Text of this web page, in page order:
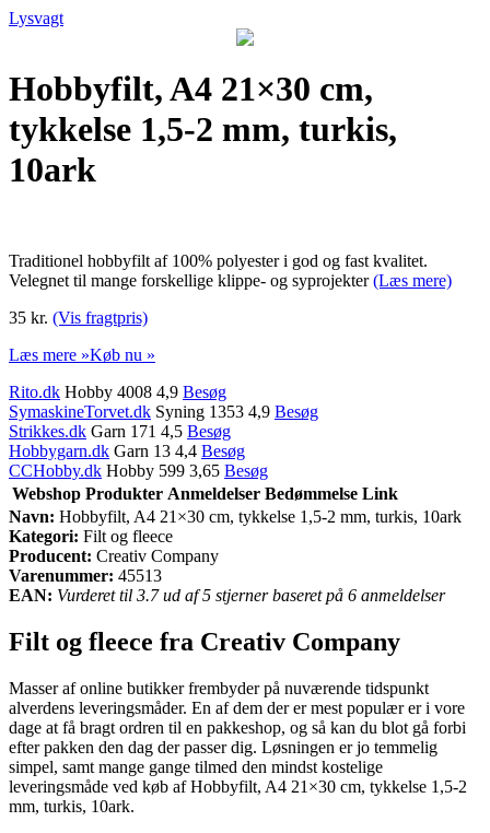
Lysvagt
Hobbyfilt, A4 21×30 cm,
tykkelse 1,5-2 mm, turkis,
10ark
Traditionel hobbyfilt af 100% polyester i god og fast kvalitet.
Velegnet til mange forskellige klippe- og syprojekter(Læs mere)
35 kr. (Vis fragtpris)
Læs mere »Køb nu »
Rito.dk Hobby 4008 4,9 Besøg
SymaskineTorvet.dk Syning 1353 4,9 Besøg
Strikkes.dk Garn 171 4,5 Besøg
Hobbygarn.dk Garn 13 4,4 Besøg
CCHobby.dk Hobby 599 3,65 Besøg
Webshop Produkter Anmeldelser Bedømmelse Link
Navn: Hobbyfilt, A4 21×30 cm, tykkelse 1,5-2 mm, turkis, 10ark
Kategori: Filt og fleece
Producent: Creativ Company
Varenummer: 45513
EAN: Vurderet til 3.7 ud af 5 stjerner baseret på 6 anmeldelser
Filt og fleece fra Creativ Company
Masser af online butikker frembyder på nuværende tidspunkt
alverdens leveringsmåder. En af dem der er mest populær er i vore
dage at få bragt ordren til en pakkeshop, og så kan du blot gå forbi
efter pakken den dag der passer dig. Løsningen er jo temmelig
simpel, samt mange gange tilmed den mindst kostelige
leveringsmåde ved køb af Hobbyfilt, A4 21×30 cm, tykkelse 1,5-2
mm, turkis, 10ark.